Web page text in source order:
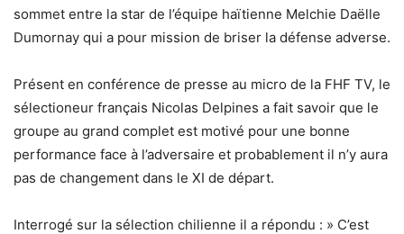
sommet entre la star de l’équipe haïtienne Melchie Daëlle
Dumornay qui a pour mission de briser la défense adverse.
Présent en conférence de presse au micro de la FHF TV, le
sélectioneur français Nicolas Delpines a fait savoir que le
groupe au grand complet est motivé pour une bonne
performance face à l’adversaire et probablement il n’y aura
pas de changement dans le XI de départ.
Interrogé sur la sélection chilienne il a répondu : » C’est